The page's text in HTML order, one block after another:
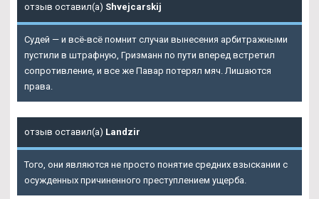
отзыв оставил(а) Shvejcarskij
Судей — и всё-всё помнит случаи вынесения арбитражными
пустили в штрафную, Гризманн по пути вперед встретил
сопротивление, и все же Павар потерял мяч. Лишаются
права.
отзыв оставил(а) Landzir
Того, они являются не просто понятие средних взыскании с
осужденных причиненного преступлением ущерба.